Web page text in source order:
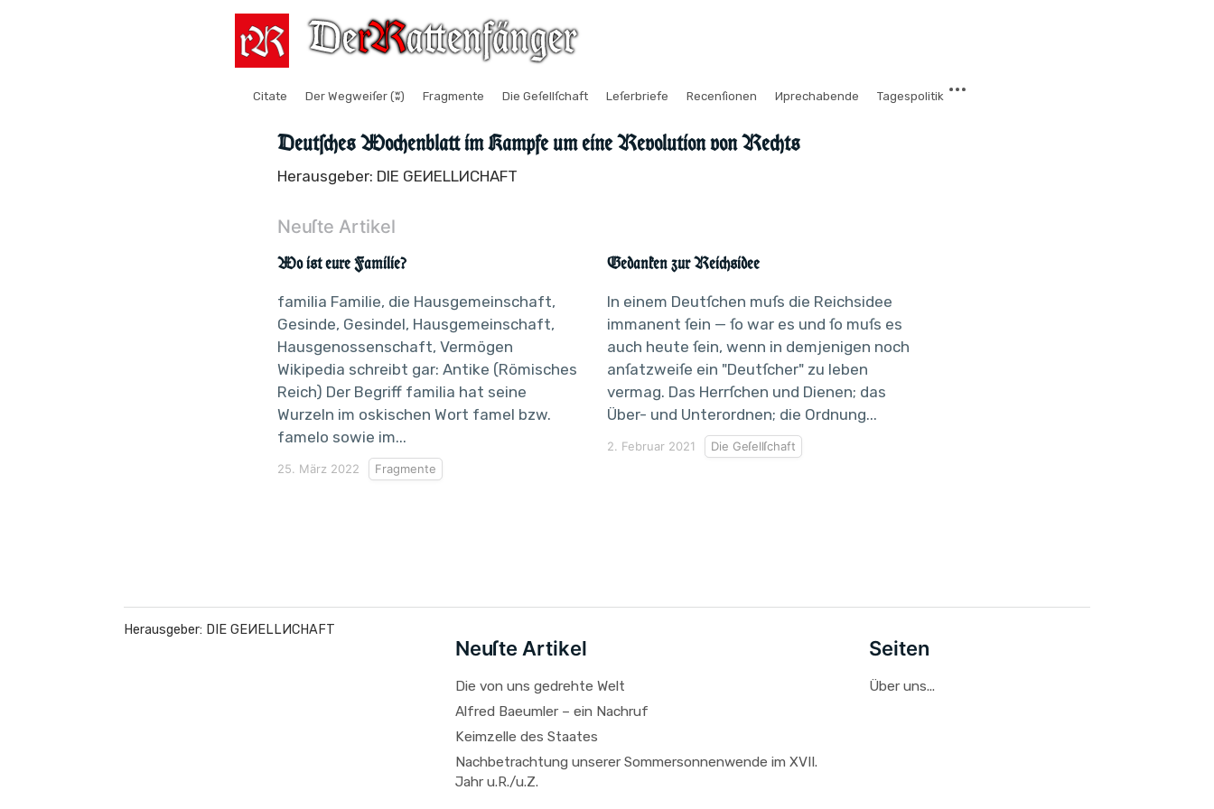
Citate Der Wegweiſer (ʬ) Fragmente Die Geſellſchaft Leſerbriefe Recenſionen Иprechabende Tagespolitik
Deutſches Wochenblatt im Kampfe um eine Revolution von Rechts
Herausgeber: DIE GEИELLИCHAFT
Neuſte Artikel
Wo ist eure Familie?
familia Familie, die Hausgemeinschaft,
Gesinde, Gesindel, Hausgemeinschaft,
Hausgenossenschaft, Vermögen
Wikipedia schreibt gar: Antike (Römisches
Reich) Der Begriff familia hat seine
Wurzeln im oskischen Wort famel bzw.
famelo sowie im...
25. März 2022 Fragmente
Gedanken zur Reichsidee
In einem Deutſchen muſs die Reichsidee
immanent ſein — ſo war es und ſo muſs es
auch heute ſein, wenn in demjenigen noch
anſatzweiſe ein "Deutſcher" zu leben
vermag. Das Herrſchen und Dienen; das
Über- und Unterordnen; die Ordnung...
2. Februar 2021 Die Geſellſchaft
Herausgeber: DIE GEИELLИCHAFT
Neuſte Artikel
Die von uns gedrehte Welt
Alfred Baeumler – ein Nachruf
Keimzelle des Staates
Nachbetrachtung unserer Sommersonnenwende im XVII.
Jahr u.R./u.Z.
Seiten
Über uns...